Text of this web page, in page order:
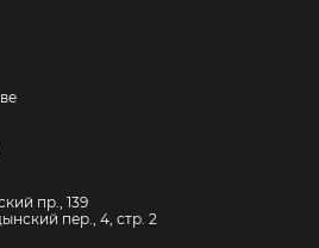
пр., 139
пер., 4, стр. 2